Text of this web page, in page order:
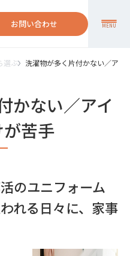
お問い合わせ MENU
選ぶ 洗濯物が多く片付かない／アイ
かない／アイ
苦手
のユニフォーム
れる日々に、家事